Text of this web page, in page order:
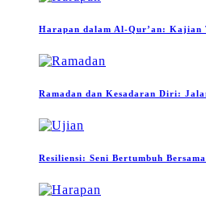
Harapan dalam Al-Qur’an: Kajian
Ramadan dan Kesadaran Diri:
Resiliensi: Seni Bertumbuh